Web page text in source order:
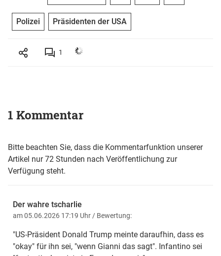
Polizei Präsidenten der USA
1
1 Kommentar
Bitte beachten Sie, dass die Kommentarfunktion unserer
Artikel nur 72 Stunden nach Veröffentlichung zur
Verfügung steht.
Der wahre tscharlie
am 05.06.2026 17:19 Uhr/ Bewertung:
"US-Präsident Donald Trump meinte daraufhin, dass es
"okay" für ihn sei, "wenn Gianni das sagt". Infantino sei